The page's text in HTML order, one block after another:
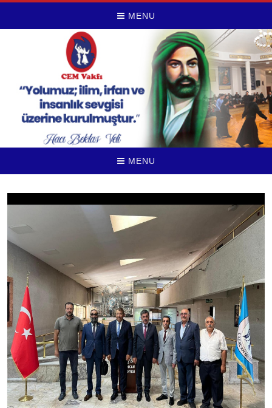
MENU
MENU